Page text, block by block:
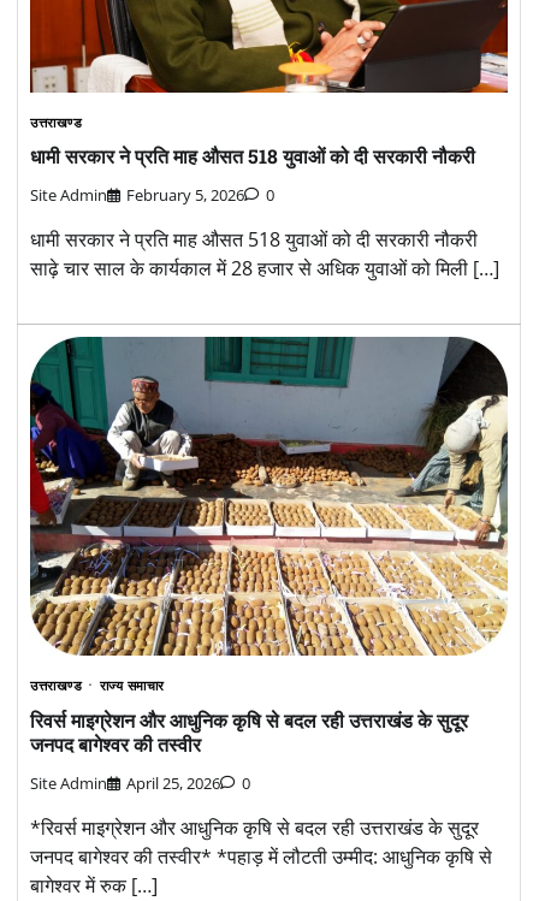
उत्तराखण्ड
धामी सरकार ने प्रति माह औसत 518 युवाओं को दी सरकारी नौकरी
Site Admin February 5, 2026 0
धामी सरकार ने प्रति माह औसत 518 युवाओं को दी सरकारी नौकरी
साढ़े चार साल के कार्यकाल में 28 हजार से अधिक युवाओं को मिली […]
उत्तराखण्ड राज्य समाचार
रिवर्स माइग्रेशन और आधुनिक कृषि से बदल रही उत्तराखंड के सुदूर
जनपद बागेश्वर की तस्वीर
Site Admin April 25, 2026 0
*रिवर्स माइग्रेशन और आधुनिक कृषि से बदल रही उत्तराखंड के सुदूर
जनपद बागेश्वर की तस्वीर* *पहाड़ में लौटती उम्मीद: आधुनिक कृषि से
बागेश्वर में रुक […]